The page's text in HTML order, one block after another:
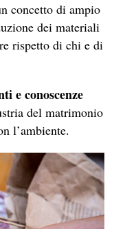
concetto di ampio
dei materiali
rispetto di chi e di
e conoscenze
del matrimonio
l’ambiente.